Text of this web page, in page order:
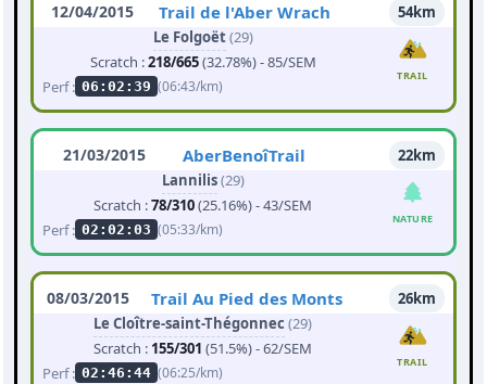
12/04/2015 Trail de l'Aber Wrach
54km
Le Folgoët(29)
Scratch :218/665(32.78%) - 85/SEM
Perf : 06:02:39 (06:43/km)
TRAIL
21/03/2015 AberBenoîTrail
22km
Lannilis(29)
Scratch :78/310(25.16%) - 43/SEM
Perf : 02:02:03 (05:33/km)
NATURE
08/03/2015 Trail Au Pied des Monts
26km
Le Cloître-saint-Thégonnec (29)
Scratch : 155/301 (51.5%) - 62/SEM
Perf : 02:46:44 (06:25/km)
TRAIL